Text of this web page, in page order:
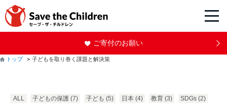
ご寄付のお願い
トップ 子どもを取り巻く課題と解決策
ALL 子どもの保護 (7) 子ども (5) 日本 (4) 教育 (3) SDGs (2)